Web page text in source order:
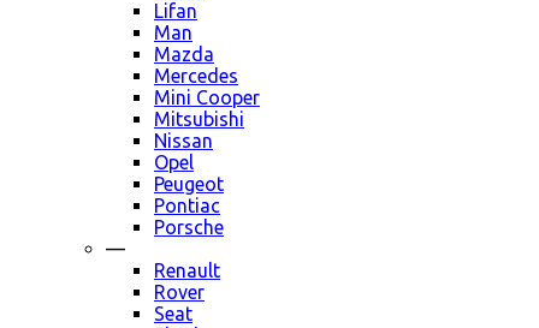
Lifan
Man
Mazda
Mercedes
Mini Cooper
Mitsubishi
Nissan
Opel
Peugeot
Pontiac
Porsche
—
Renault
Rover
Seat